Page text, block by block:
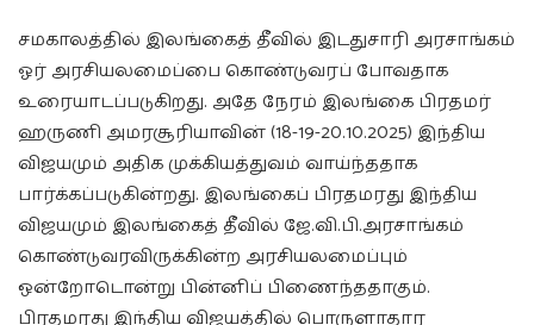
சமகாலத்தில் இலங்கைத் தீவில் இடதுசாரி அரசாங்கம்
ஓர் அரசியலமைப்பை கொண்டுவரப் போவதாக
உரையாடப்படுகிறது. அதே நேரம் இலங்கை பிரதமர்
ஹருணி அமரசூரியாவின் (18-19-20.10.2025) இந்திய
விஜயமும் அதிக முக்கியத்துவம் வாய்ந்ததாக
பார்க்கப்படுகின்றது. இலங்கைப் பிரதமரது இந்திய
விஜயமும் இலங்கைத் தீவில் ஜே.வி.பி.அரசாங்கம்
கொண்டுவரவிருக்கின்ற அரசியலமைப்பும்
ஒன்றோடொன்று பின்னிப் பிணைந்ததாகும்.
பிரதமரது இந்திய விஜயத்தில் பொருளாதார